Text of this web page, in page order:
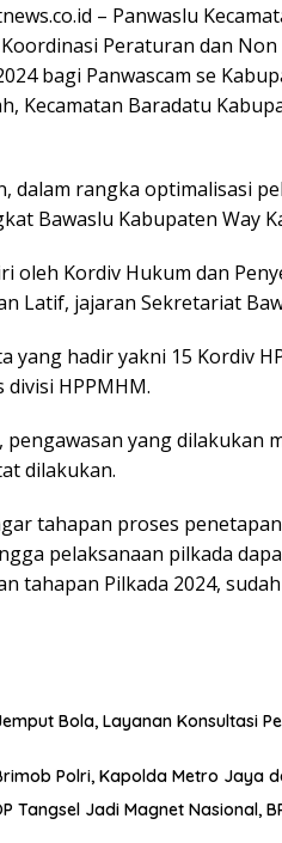
– Panwaslu
Peraturan dan
bagi Panwascam se
Kecamatan Baradatu
dalam rangka optimalisasi
Bawaslu Kabupaten Way
oleh Kordiv Hukum dan
Latif, jajaran Sekretariat
yang hadir yakni 15 Kordiv
HPPMHM.
yang dilakukan
dilakukan.
tahapan proses
pelaksanaan pilkada
tahapan Pilkada 2024,
Bola, Layanan Konsultasi
Polri, Kapolda Metro Jaya
Tangsel Jadi Magnet Nasional,